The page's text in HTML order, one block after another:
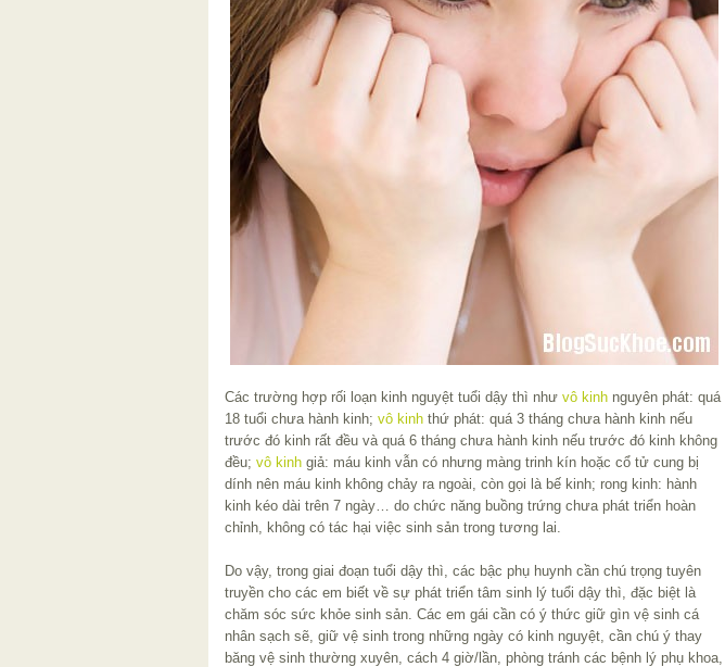
Các trường hợp rối loạn kinh nguyệt tuổi dậy thì như vô kinh nguyên phát: quá
18 tuổi chưa hành kinh; vô kinh thứ phát: quá 3 tháng chưa hành kinh nếu
trước đó kinh rất đều và quá 6 tháng chưa hành kinh nếu trước đó kinh không
đều; vô kinh giả: máu kinh vẫn có nhưng màng trinh kín hoặc cổ tử cung bị
dính nên máu kinh không chảy ra ngoài, còn gọi là bế kinh; rong kinh: hành
kinh kéo dài trên 7 ngày… do chức năng buồng trứng chưa phát triển hoàn
chỉnh, không có tác hại việc sinh sản trong tương lai.
Do vậy, trong giai đoạn tuổi dậy thì, các bậc phụ huynh cần chú trọng tuyên
truyền cho các em biết về sự phát triển tâm sinh lý tuổi dậy thì, đặc biệt là
chăm sóc sức khỏe sinh sản. Các em gái cần có ý thức giữ gìn vệ sinh cá
nhân sạch sẽ, giữ vệ sinh trong những ngày có kinh nguyệt, cần chú ý thay
băng vệ sinh thường xuyên, cách 4 giờ/lần, phòng tránh các bệnh lý phụ khoa,